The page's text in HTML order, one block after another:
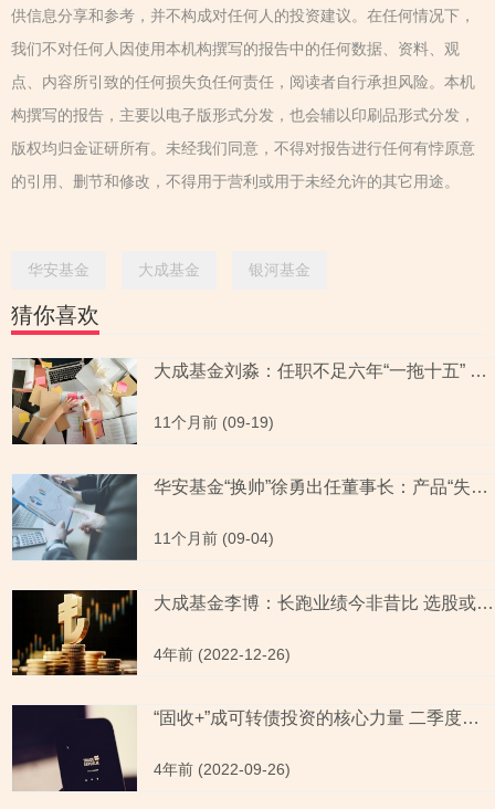
供信息分享和参考，并不构成对任何人的投资建议。在任何情况下，
我们不对任何人因使用本机构撰写的报告中的任何数据、资料、观
点、内容所引致的任何损失负任何责任，阅读者自行承担风险。本机
构撰写的报告，主要以电子版形式分发，也会辅以印刷品形式分发，
版权均归金证研所有。未经我们同意，不得对报告进行任何有悖原意
的引用、删节和修改，不得用于营利或用于未经允许的其它用途。
华安基金 大成基金 银河基金
猜你喜欢
大成基金刘淼：任职不足六年“一拖十五” 创业板50大幅反弹后再出新基
11个月前 (09-19)
华安基金“换帅”徐勇出任董事长：产品“失衡”与权益投资之困
11个月前 (09-04)
大成基金李博：长跑业绩今非昔比 选股或换汤不换药拷问其投研能力
4年前 (2022-12-26)
“固收+”成可转债投资的核心力量 二季度一级债基持有市值环比增幅近10%
4年前 (2022-09-26)